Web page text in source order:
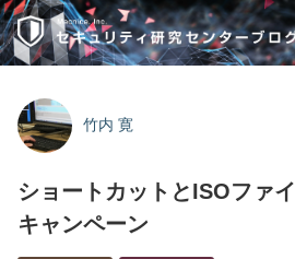
竹内 寛
ショートカットとISOファ
キャンペーン